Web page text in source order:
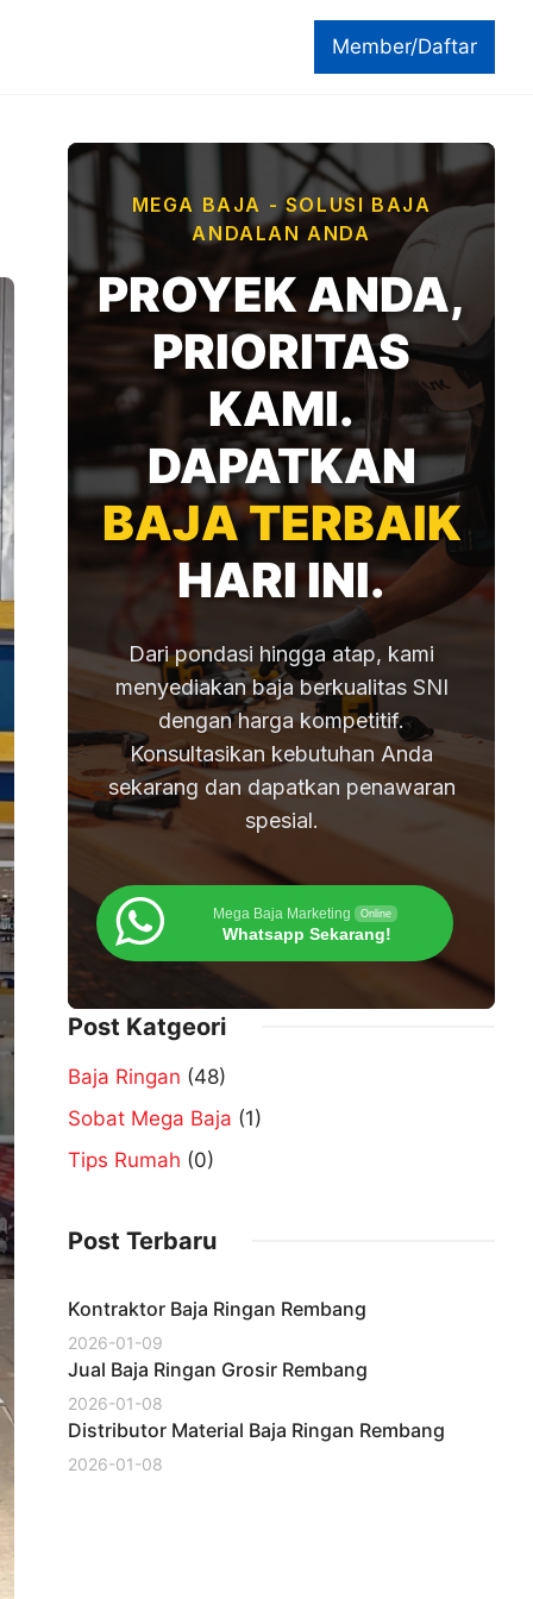
Member/Daftar
MEGA BAJA - SOLUSI BAJA
ANDALAN ANDA
PROYEK ANDA,
PRIORITAS
KAMI.
DAPATKAN
BAJA TERBAIK
HARI INI.
Dari pondasi hingga atap, kami
menyediakan baja berkualitas SNI
dengan harga kompetitif.
Konsultasikan kebutuhan Anda
sekarang dan dapatkan penawaran
spesial.
Mega Baja Marketing Online
Whatsapp Sekarang!
Post Katgeori
Baja Ringan (48)
Sobat Mega Baja (1)
Tips Rumah (0)
Post Terbaru
Kontraktor Baja Ringan Rembang
2026-01-09
Jual Baja Ringan Grosir Rembang
2026-01-08
Distributor Material Baja Ringan Rembang
2026-01-08